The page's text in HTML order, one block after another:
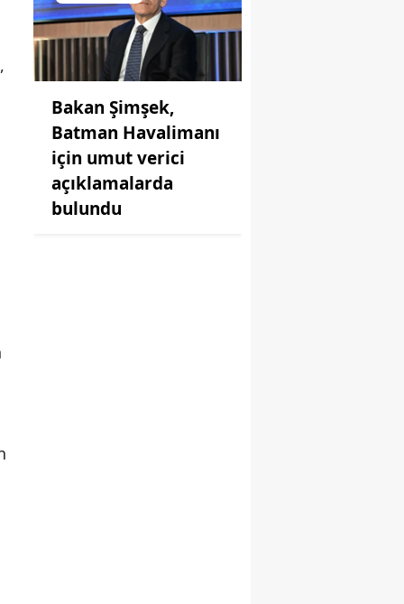
Bakan Şimşek,
Batman Havalimanı
için umut verici
açıklamalarda
bulundu